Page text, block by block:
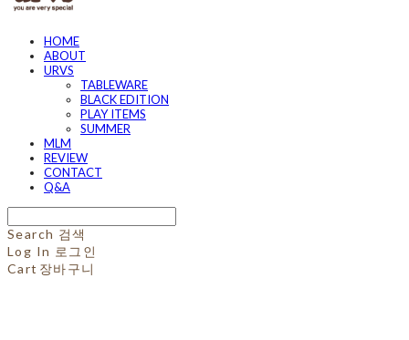
HOME
ABOUT
URVS
TABLEWARE
BLACK EDITION
PLAY ITEMS
SUMMER
MLM
REVIEW
CONTACT
Q&A
Search 검색
Log In 로그인
Cart 장바구니